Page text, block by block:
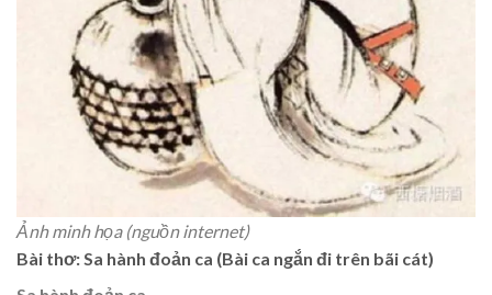
Ảnh minh họa (nguồn internet)
Bài thơ: Sa hành đoản ca (Bài ca ngắn đi trên bãi cát)